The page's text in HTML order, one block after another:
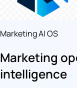
Marketing AI OS
Marketing
intelligence